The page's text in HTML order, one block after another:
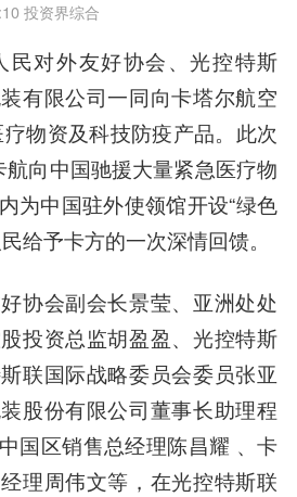
投资界综合
民对外友好协会、光控特斯
有限公司一同向卡塔尔航空
物资及科技防疫产品。此次
向中国驰援大量紧急医疗物
为中国驻外使领馆开设“绿色
给予卡方的一次深情回馈。
协会副会长景莹、亚洲处处
投资总监胡盈盈、光控特斯
联国际战略委员会委员张亚
股份有限公司董事长助理程
国区销售总经理陈昌耀 、卡
理周伟文等，在光控特斯联